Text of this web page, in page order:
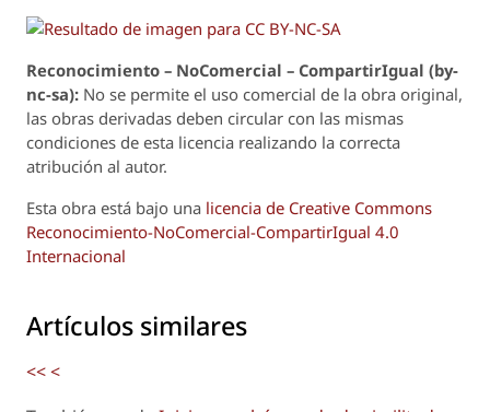
Reconocimiento – NoComercial – CompartirIgual (by-
nc-sa): No se permite el uso comercial de la obra original,
las obras derivadas deben circular con las mismas
condiciones de esta licencia realizando la correcta
atribución al autor.
Esta obra está bajo una licencia de Creative Commons
Reconocimiento-NoComercial-CompartirIgual 4.0
Internacional
Artículos similares
<<<